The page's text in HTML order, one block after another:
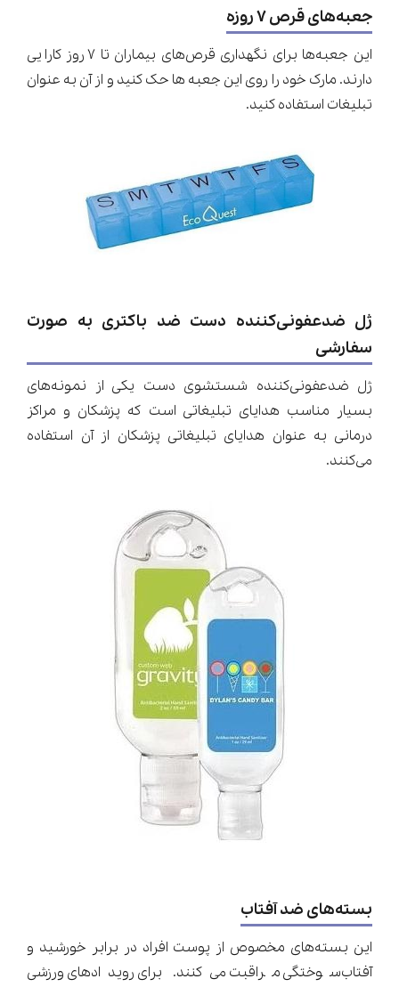
جعبه‌های قرص ۷ روزه
این جعبه‌ها برای نگهداری قرص‌های بیماران تا ۷ روز کارایی
دارند. مارک خود را روی این جعبه ها حک کنید و از آن به عنوان
تبلیغات استفاده کنید.
ژل ضدعفونی‌کننده دست ضد باکتری به صورت
سفارشی
ژل ضدعفونی‌کننده شستشوی دست یکی از نمونه‌های
بسیار مناسب هدایای تبلیغاتی است که پزشکان و مراکز
درمانی به عنوان هدایای تبلیغاتی پزشکان از آن استفاده
می‌کنند.
بسته‌های ضد آفتاب
این بسته‌های مخصوص از پوست افراد در برابر خورشید و
آفتاب‌سوختگی مراقبت می‌کنند. برای رویدادهای ورزشی